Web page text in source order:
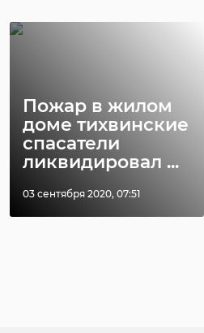
Пожар в жилом
доме тихвинские
спасатели
ликвидировал ...
03 сентября 2020, 07:51
Петербурга
24 ноября 2020, 19:15